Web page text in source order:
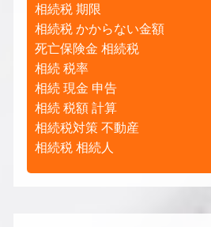
相続税 期限
相続税 かからない金額
死亡保険金 相続税
相続 税率
相続 現金 申告
相続 税額 計算
相続税対策 不動産
相続税 相続人